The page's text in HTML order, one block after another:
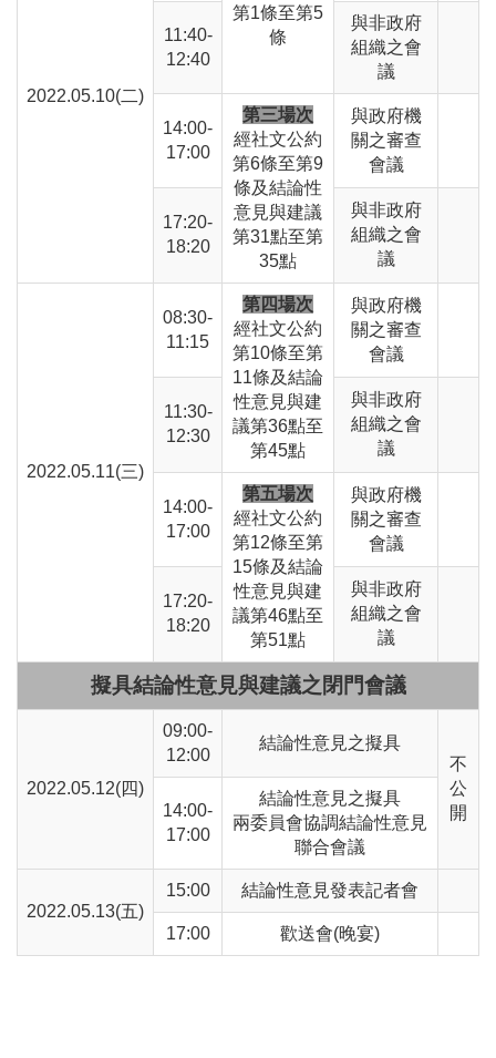
2022.05.10(二)
第1條至第5
條
11:40-
12:40
與非政府
組織之會
議
14:00-
17:00
第三場次
經社文公約
第6條至第9
條及結論性
意見與建議
第31點至第
35點
與政府機
關之審查
會議
17:20-
18:20
與非政府
組織之會
議
2022.05.11(三)
08:30-
11:15
第四場次
經社文公約
第10條至第
11條及結論
性意見與建
議第36點至
第45點
與政府機
關之審查
會議
11:30-
12:30
與非政府
組織之會
議
14:00-
17:00
第五場次
經社文公約
第12條至第
15條及結論
性意見與建
議第46點至
第51點
與政府機
關之審查
會議
17:20-
18:20
與非政府
組織之會
議
擬具結論性意見與建議之閉門會議
2022.05.12(四)
09:00-
12:00
結論性意見之擬具
不
公
開
14:00-
17:00
結論性意見之擬具
兩委員會協調結論性意見
聯合會議
2022.05.13(五)
15:00 結論性意見發表記者會
17:00 歡送會(晚宴)